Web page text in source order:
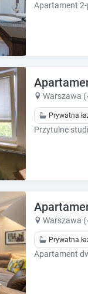
t
a
l
e
n
d
s
e
e
c
Warszawa
Prywatna
Warszawa
Prywatna